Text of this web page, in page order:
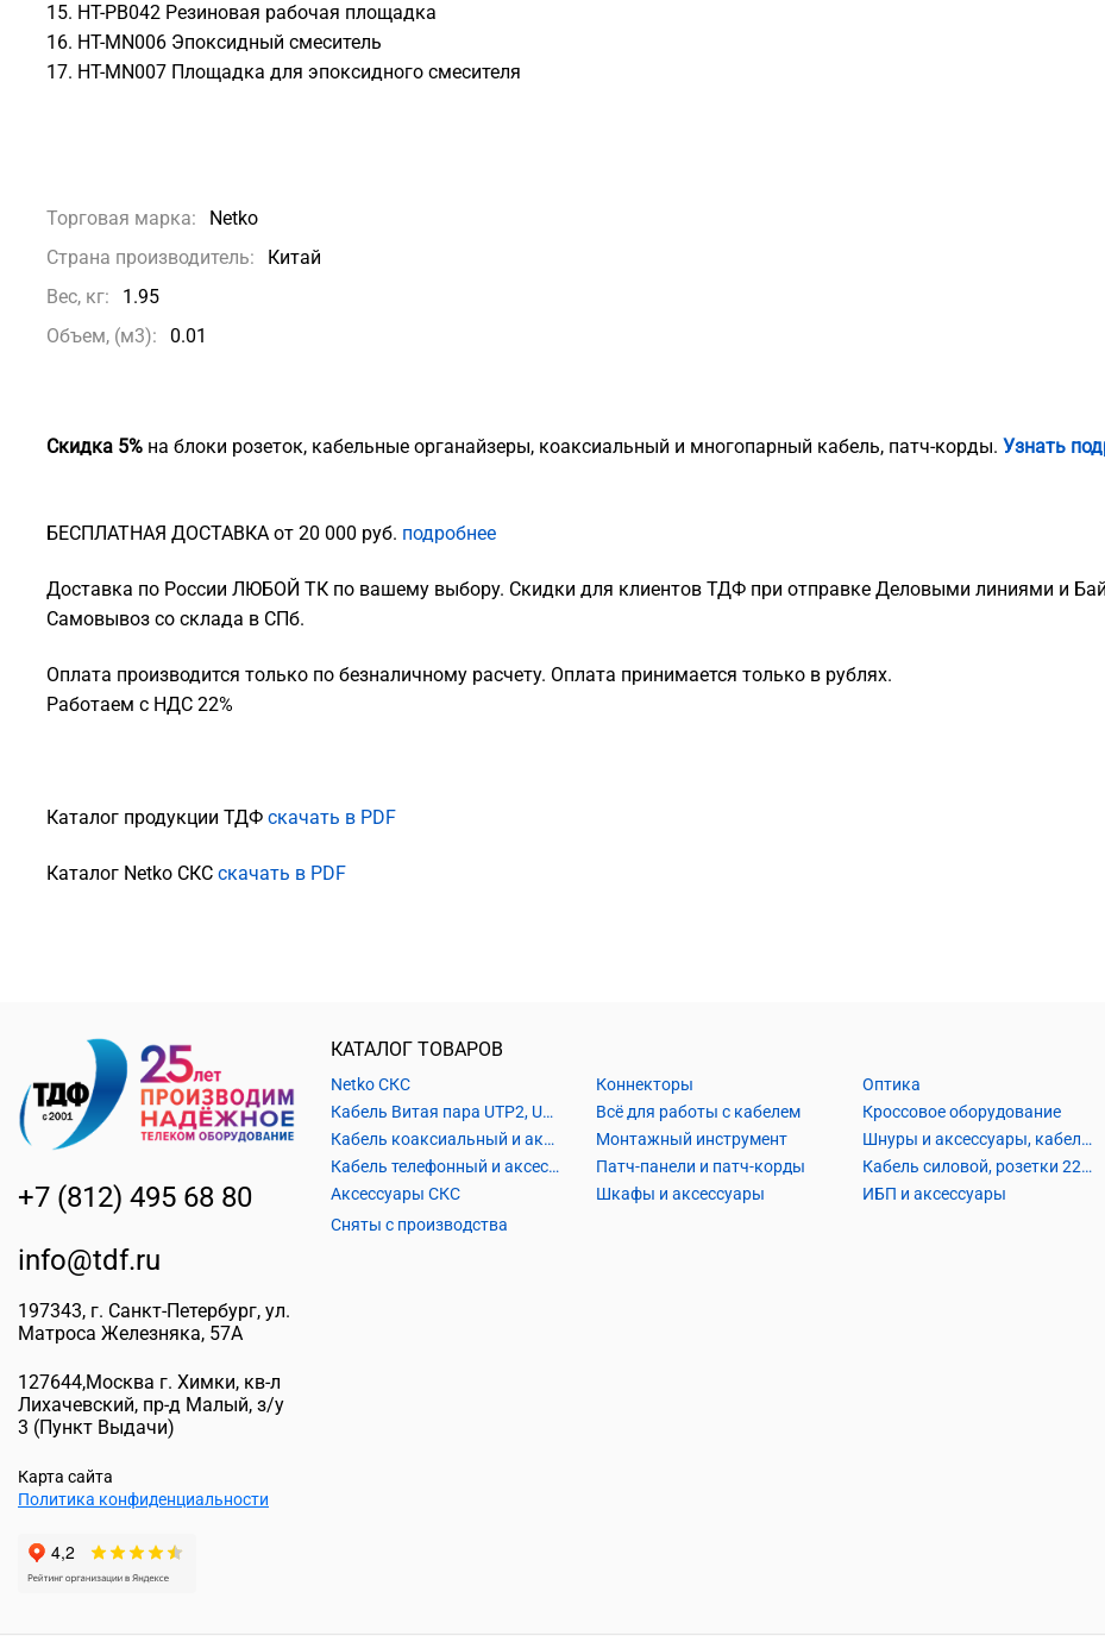
15. HT-PB042 Резиновая рабочая площадка
16. HT-MN006 Эпоксидный смеситель
17. HT-MN007 Площадка для эпоксидного смесителя
Торговая марка:
Netko
Страна производитель:
Китай
Вес, кг:
1.95
Объем, (м3):
0.01
Скидка 5% на блоки розеток, кабельные органайзеры, коаксиальный и многопарный кабель, патч-корды. Узнать
БЕСПЛАТНАЯ ДОСТАВКА от 20 000 руб. подробнее
Доставка по России ЛЮБОЙ ТК по вашему выбору. Скидки для клиентов ТДФ при отправке Деловыми линиями и
Самовывоз со склада в СПб.
Оплата производится только по безналичному расчету. Оплата принимается только в рублях.
Работаем с НДС 22%
Каталог продукции ТДФ скачать в PDF
Каталог Netko СКС скачать в PDF
+7 (812) 495 68 80
info@tdf.ru
197343, г. Санкт-Петербург, ул.
Матроса Железняка, 57A
127644,Москва г. Химки, кв-л
Лихачевский, пр-д Малый, з/у
3 (Пункт Выдачи)
Карта сайта
Политика конфиденциальности
КАТАЛОГ ТОВАРОВ
Netko СКС
Кабель Витая пара UTP2, UTP4, FTP2, FTP4
Кабель коаксиальный и аксессуары
Кабель телефонный и аксессуары
Аксессуары СКС
Коннекторы
Всё для работы с кабелем
Монтажный инструмент
Патч-панели и патч-корды
Шкафы и аксессуары
Оптика
Кроссовое оборудование
Шнуры и аксессуары, кабельные наконечники
Кабель силовой, розетки 220В, выключатели 220В, сетевые фильтры
ИБП и аксессуары
Сняты с производства